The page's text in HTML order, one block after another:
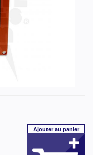
Ajouterau panier